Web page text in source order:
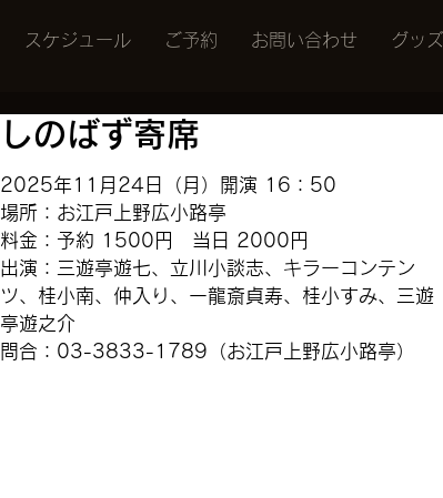
スケジュール ご予約 お問い合わせ グッズ
しのばず寄席
2025年11月24日（月）開演 16：50
場所：お江戸上野広小路亭
料金：予約 1500円　当日 2000円
出演：三遊亭遊七、立川小談志、キラーコンテン
ツ、桂小南、仲入り、一龍斎貞寿、桂小すみ、三遊
亭遊之介
問合：03-3833-1789（お江戸上野広小路亭）